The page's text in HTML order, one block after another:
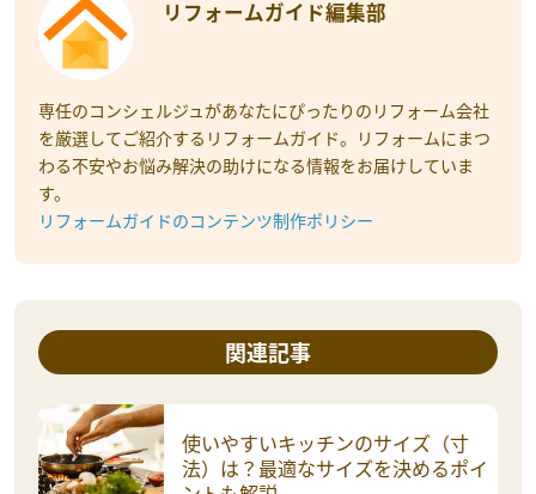
リフォームガイド編集部
専任のコンシェルジュがあなたにぴったりのリフォーム会社
を厳選してご紹介するリフォームガイド。リフォームにまつ
わる不安やお悩み解決の助けになる情報をお届けしていま
す。
リフォームガイドのコンテンツ制作ポリシー
関連記事
使いやすいキッチンのサイズ（寸
法）は？最適なサイズを決めるポイ